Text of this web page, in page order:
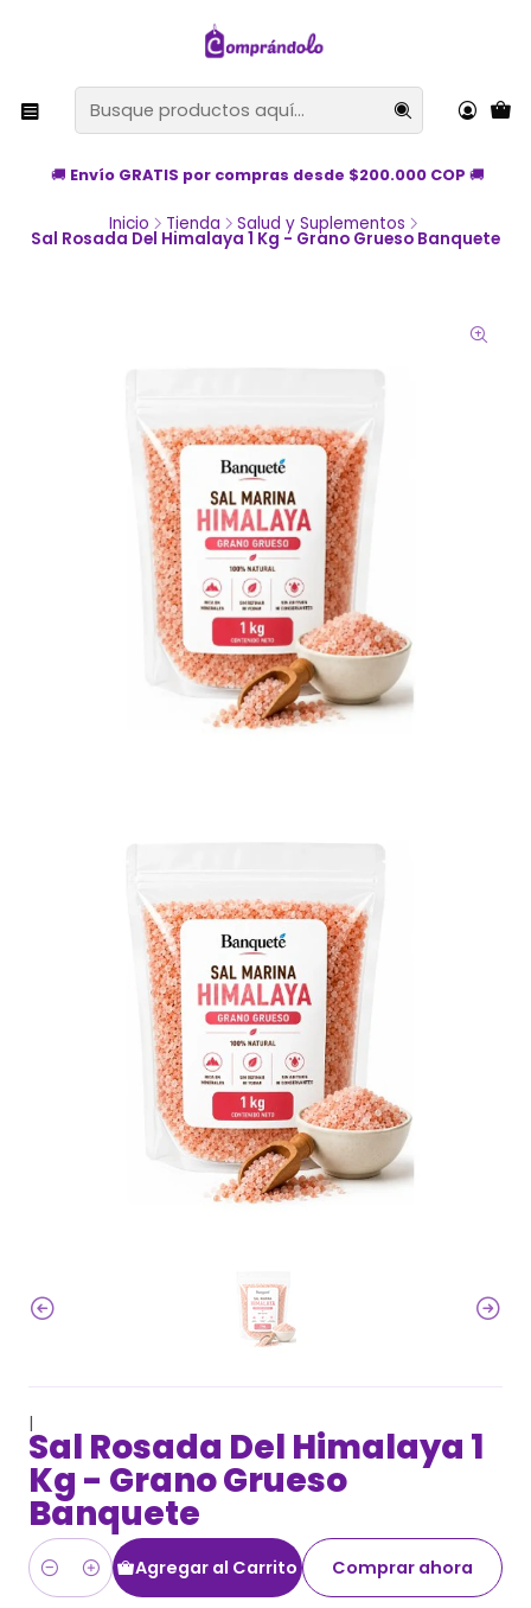
🚚 Envío GRATIS por compras desde $200.000 COP 🚚
Inicio Tienda Salud y Suplementos
Sal Rosada Del Himalaya 1 Kg - Grano Grueso Banquete
|
Sal Rosada Del Himalaya 1
Kg - Grano Grueso
Banquete
Cantidad
Agregar al Carrito Comprar ahora